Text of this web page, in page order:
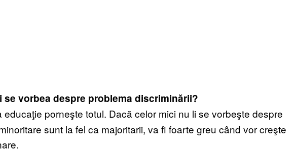
se vorbea despre problema discriminării?
educaţie porneşte totul. Dacă celor mici nu li se vorbeşte despre
sunt la fel ca majoritarii, va fi foarte greu când vor creşte